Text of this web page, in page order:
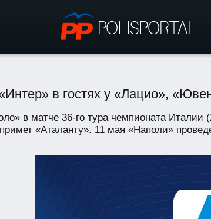
в гостях у «Лацио»,
в матче 36-го тура чемпионата
«Аталанту». 11 мая «Наполи»